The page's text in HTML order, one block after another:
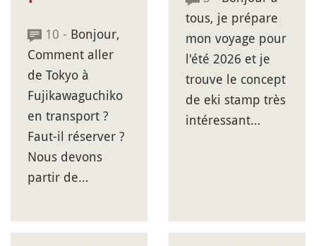
10 - Bonjour,
Comment aller
de Tokyo à
Fujikawaguchiko
en transport ?
Faut-il réserver ?
Nous devons
partir de…
tous, je prépare
mon voyage pour
l'été 2026 et je
trouve le concept
de eki stamp très
intéressant…